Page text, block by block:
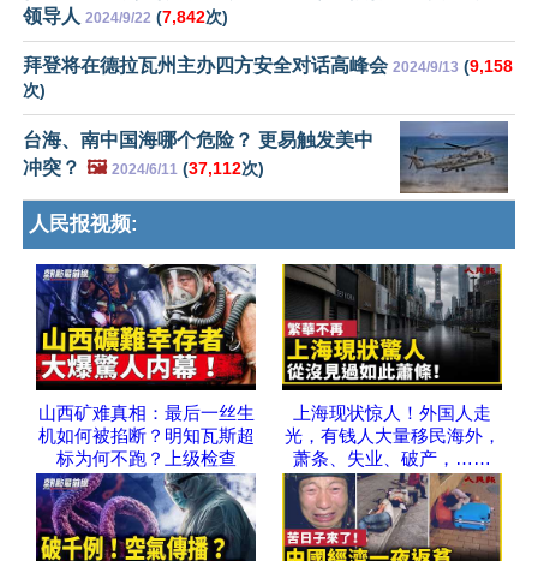
领导人 2024/9/22 (7,842次)
拜登将在德拉瓦州主办四方安全对话高峰会 2024/9/13 (9,158
次)
台海、南中国海哪个危险？ 更易触发美中
冲突？ 🖼️ 2024/6/11 (37,112次)
人民报视频:
山西矿难真相：最后一丝生
机如何被掐断？明知瓦斯超
标为何不跑？上级检查
上海现状惊人！外国人走
光，有钱人大量移民海外，
萧条、失业、破产，……